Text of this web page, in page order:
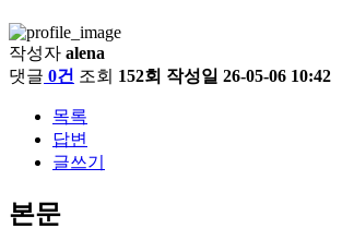
작성자 alena
댓글 0건 조회 152회 작성일 26-05-06 10:42
목록
답변
글쓰기
본문